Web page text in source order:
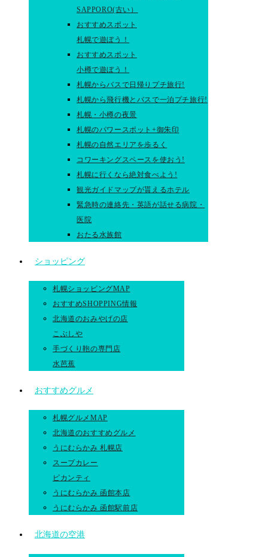
SAPPORO(古い）
おすすめスポット
札幌で遊ぼう！
おすすめスポット
小樽で遊ぼう！
札幌からバスで日帰りプチ旅行!
札幌から飛行機とバスで一泊プチ旅行!
札幌・小樽の夜景
札幌のパワースポット+御朱印
札幌の自然エリアを歩るく
コワーキングスペースを使おう!
札幌に行くなら絶対食べよう!
観光ガイドマップが貰えるホテル
緊急時の連絡先・英語が話せる病院・
医院
おたる水族館
ショッピング
札幌ショッピングMAP
おすすめSHOPPING情報
北海道のおみやげの店
こぶしや
手づくり鞄の専門店
水芭蕉
おすすめグルメ
札幌グルメMAP
北海道のおすすめグルメ
うにむらかみ 札幌店
スープカレー
ピカンティ
うにむらかみ 函館本店
うにむらかみ 函館駅前店
北海道の空港